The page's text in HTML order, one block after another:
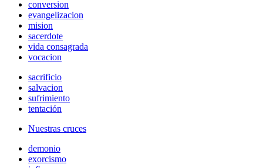
conversion
evangelizacion
mision
sacerdote
vida consagrada
vocacion
sacrificio
salvacion
sufrimiento
tentación
Nuestras cruces
demonio
exorcismo